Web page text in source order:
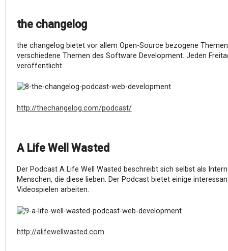
the changelog
the changelog bietet vor allem Open-Source bezogene
verschiedene Themen des Software Development. Jeden
veröffentlicht.
http://thechangelog.com/podcast/
A Life Well Wasted
Der Podcast A Life Well Wasted beschreibt sich selbst als
Menschen, die diese lieben. Der Podcast bietet einige
Videospielen arbeiten.
http://alifewellwasted.com